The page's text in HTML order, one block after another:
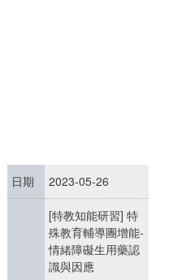
日期 2023-05-26
[特教知能研習] 特
殊教育輔導團增能-
情緒障礙生用藥認
識與因應